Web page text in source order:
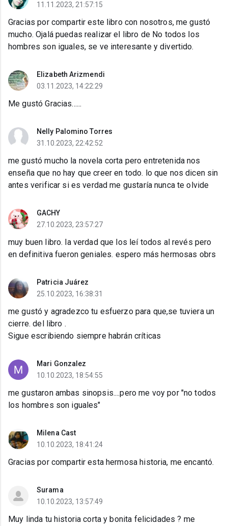
11.11.2023, 21:57:15
Gracias por compartir este libro con nosotros, me gustó
mucho. Ojalá puedas realizar el libro de No todos los
hombres son iguales, se ve interesante y divertido.
Elizabeth Arizmendi
03.11.2023, 14:22:29
Me gustó Gracias......
Nelly Palomino Torres
31.10.2023, 22:42:52
me gustó mucho la novela corta pero entretenida nos
enseña que no hay que creer en todo. lo que nos dicen sin
antes verificar si es verdad me gustaría nunca te olvide
GACHY
27.10.2023, 23:57:27
muy buen libro. la verdad que los leí todos al revés pero
en definitiva fueron geniales. espero más hermosas obrs
Patricia Juárez
25.10.2023, 16:38:31
me gustó y agradezco tu esfuerzo para que,se tuviera un
cierre. del libro .
Sigue escribiendo siempre habrán críticas
Mari Gonzalez
10.10.2023, 18:54:55
me gustaron ambas sinopsis....pero me voy por "no todos
los hombres son iguales"
Milena Cast
10.10.2023, 18:41:24
Gracias por compartir esta hermosa historia, me encantó.
Surama
10.10.2023, 13:57:49
Muy linda tu historia corta y bonita felicidades ? me